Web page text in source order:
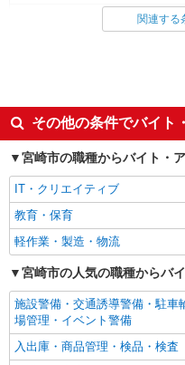
英語が活かせる
日払い
交通費支給
社員登用あり
関連する
その他の条件でバイト
宮崎市の職種からバイト・
IT・クリエイティブ
教育・保育
軽作業・製造・物流
宮崎市の人気の職種からバ
施設警備・交通誘導警備・駐車
場管理・イベント警備
入出庫・商品管理・検品・検査